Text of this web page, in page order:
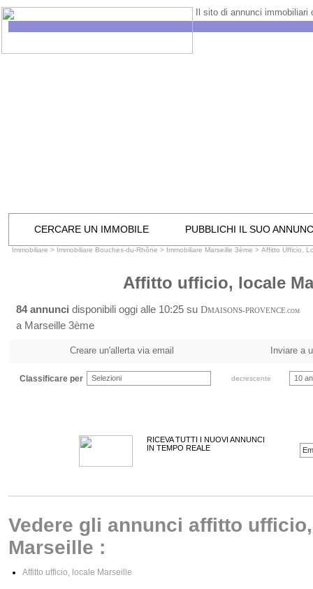
Il sito di annunci immobiliari
CERCARE UN IMMOBILE PUBBLICHI IL SUO
Immobiliare > Immobiliare Bouches-du-Rhône > Immobiliare Marseille 3ème > Affitto Ufficio,
Affitto ufficio, locale
84 annunci disponibili oggi alle 10:25 su DMAISONS-PROVENCE.COM
a Marseille 3ème
Creare un'allerta via email Inviare a
Classificare per Selezioni decrescente 10
RICEVA TUTTI I NUOVI ANNUNCI
IN TEMPO REALE
Vedere gli annunci affitto
Marseille :
Affitto ufficio, locale Marseille